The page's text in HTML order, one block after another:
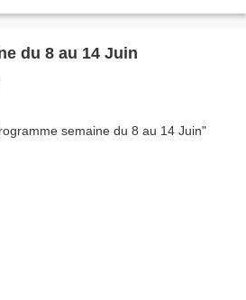
du 8 au 14 Juin